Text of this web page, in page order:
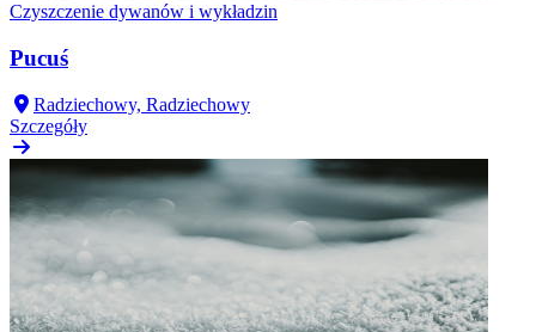
Czyszczenie dywanów i wykładzin
Pucuś
Radziechowy, Radziechowy
Szczegóły